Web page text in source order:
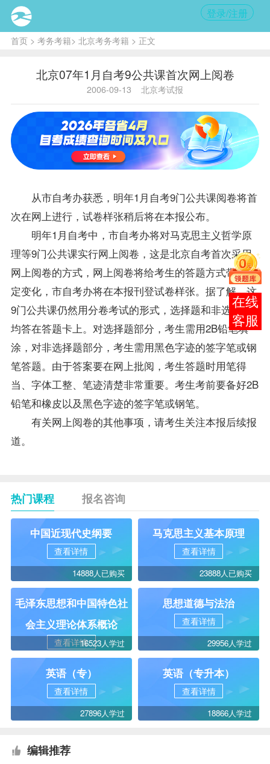
登录/注册
首页> 考务考籍> 北京考务考籍 > 正文
北京07年1月自考9公共课首次网上阅卷
2006-09-13 北京考试报
从市自考办获悉，明年1月自考9门公共课阅卷将首
次在网上进行，试卷样张稍后将在本报公布。
明年1月自考中，市自考办将对马克思主义哲学原
理等9门公共课实行网上阅卷，这是北京自考首次采用
网上阅卷的方式，网上阅卷将给考生的答题方式带来一
定变化，市自考办将在本报刊登试卷样张。据了解，这
9门公共课仍然用分卷考试的形式，选择题和非选择题
均答在答题卡上。对选择题部分，考生需用2B铅笔填
涂，对非选择题部分，考生需用黑色字迹的签字笔或钢
笔答题。由于答案要在网上批阅，考生答题时用笔得
当、字体工整、笔迹清楚非常重要。考生考前要备好2B
铅笔和橡皮以及黑色字迹的签字笔或钢笔。
有关网上阅卷的其他事项，请考生关注本报后续报
道。
热门课程 报名咨询
中国近现代史纲要
查看详情
14888人已购买
马克思主义基本原理
查看详情
23888人已购买
毛泽东思想和中国特色社
会主义理论体系概论
查看详情16523人学过
思想道德与法治
查看详情
29956人学过
英语（专）
查看详情
27896人学过
英语（专升本）
查看详情
18866人学过
编辑推荐
报考
咨询